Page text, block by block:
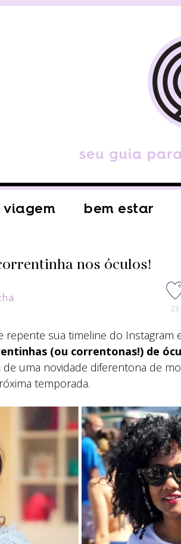
viagem bem estar
nos óculos!
23
sua timeline do Instagram
(ou correntonas!) de
uma novidade diferentona de
temporada.